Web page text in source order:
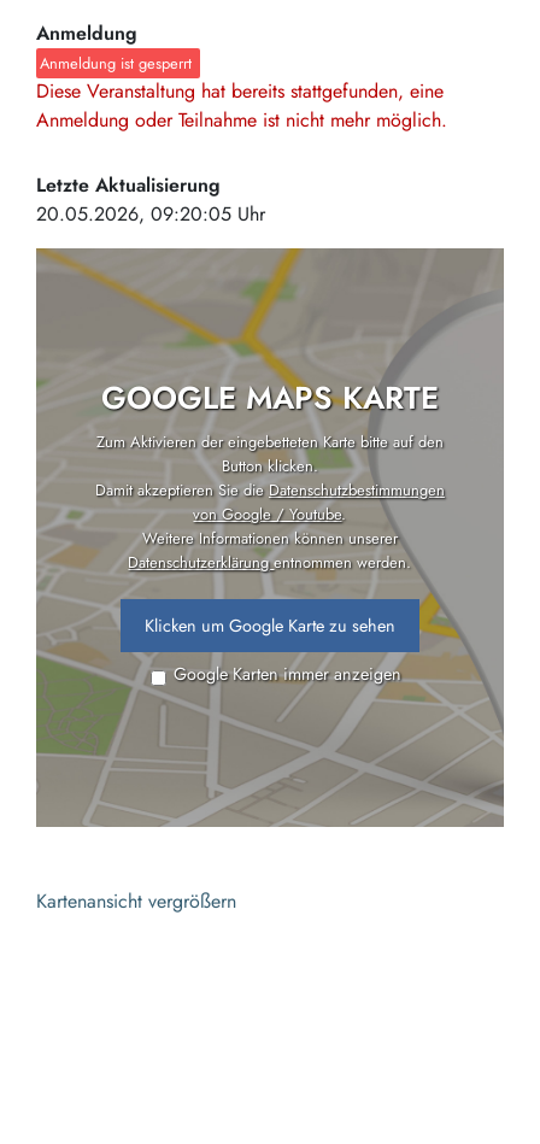
Anmeldung
Anmeldung ist gesperrt
Diese Veranstaltung hat bereits stattgefunden, eine
Anmeldung oder Teilnahme ist nicht mehr möglich.
Letzte Aktualisierung
20.05.2026, 09:20:05 Uhr
GOOGLE MAPS KARTE
Zum Aktivieren der eingebetteten Karte bitte auf den
Button klicken.
Damit akzeptieren Sie dieDatenschutzbestimmungen
von Google / Youtube.
Weitere Informationen können unserer
Datenschutzerklärungentnommen werden.
Klicken um Google Karte zu sehen
Google Karten immer anzeigen
Kartenansicht vergrößern